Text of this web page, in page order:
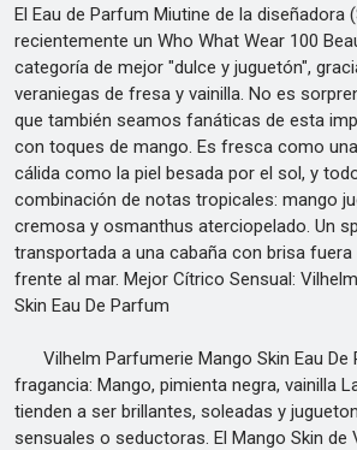
El Eau de Parfum Miutine de la diseñadora
recientemente un Who What Wear 100
categoría de mejor "dulce y juguetón",
veraniegas de fresa y vainilla. No es
que también seamos fanáticas de esta
con toques de mango. Es fresca como
cálida como la piel besada por el sol, y
combinación de notas tropicales: mango
cremosa y osmanthus aterciopelado. Un
transportada a una cabaña con brisa
frente al mar. Mejor Cítrico Sensual:
Skin Eau De Parfum
Vilhelm Parfumerie Mango Skin Eau De
fragancia: Mango, pimienta negra, vainilla
tienden a ser brillantes, soleadas y
sensuales o seductoras. El Mango Skin de